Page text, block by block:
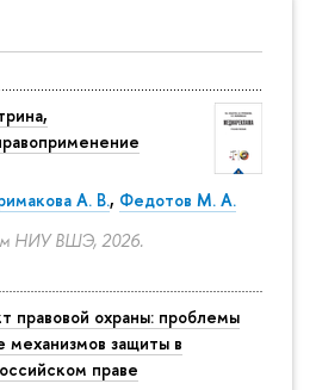
А. В., Федотов М. А.
НИУ ВШЭ, 2026.
правовой охраны: проблемы
механизмов защиты в
праве